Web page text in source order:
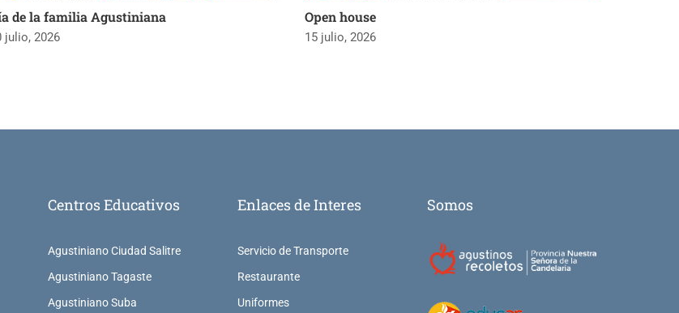
de la familia Agustiniana
julio, 2026
Open house
15 julio, 2026
Centros Educativos
Agustiniano Ciudad Salitre
Agustiniano Tagaste
Agustiniano Suba
Enlaces de Interes
Servicio de Transporte
Restaurante
Uniformes
Somos